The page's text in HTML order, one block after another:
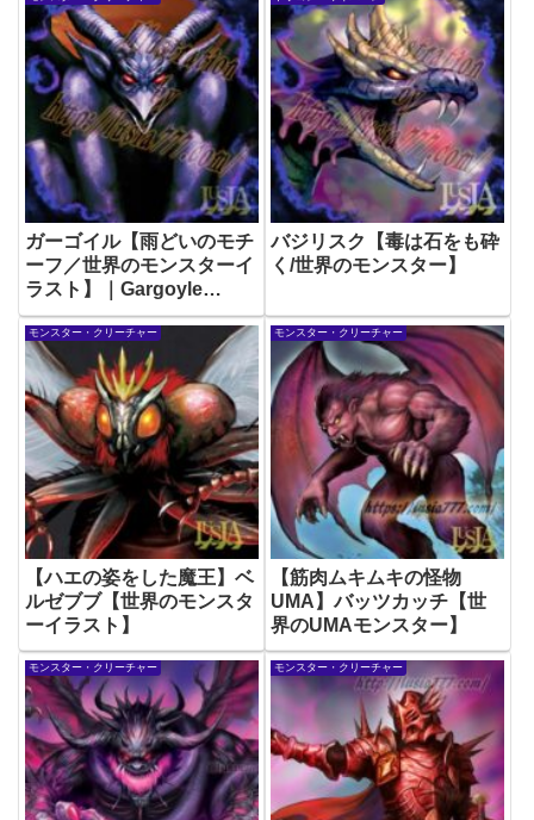
ガーゴイル【雨どいのモチ
ーフ／世界のモンスターイ
ラスト】｜Gargoyle
Monster illustration
バジリスク【毒は石をも砕
く/世界のモンスター】
モンスター・クリーチャー
【ハエの姿をした魔王】ベ
ルゼブブ【世界のモンスタ
ーイラスト】
モンスター・クリーチャー
【筋肉ムキムキの怪物
UMA】バッツカッチ【世
界のUMAモンスター】
モンスター・クリーチャー モンスター・クリーチャー